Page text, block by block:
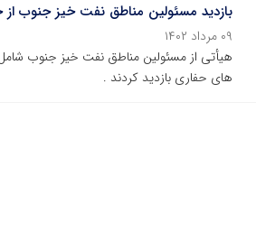
بازدید مسئولین مناطق نفت خیز جنوب
۰۹ مرداد ۱۴۰۲
هیأتی از مسئولین مناطق نفت خیز جنوب شامل
های حفاری بازدید کردند .